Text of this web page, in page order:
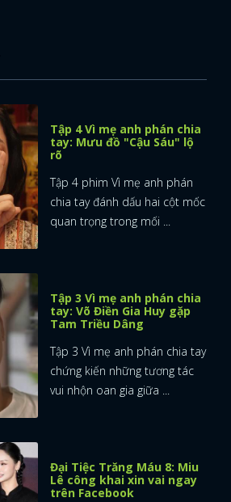
Tập 4 Vì mẹ anh phán chia
tay: Mưu đồ "Cậu Sáu" lộ
rõ
Tập 4 phim Vì mẹ anh phán
chia tay đánh dấu hai cột mốc
quan trọng trong mối ...
Tập 3 Vì mẹ anh phán chia
tay: Võ Điền Gia Huy gặp
Tam Triều Dâng
Tập 3 Vì mẹ anh phán chia tay
chứng kiến những tương tác
vui nhộn oan gia giữa ...
Đại Tiệc Trăng Máu 8: Miu
Lê công khai xin vai ngay
trên Facebook